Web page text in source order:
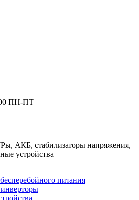
ПН-ПТ
АКБ, стабилизаторы напряжения,
устройства
питания